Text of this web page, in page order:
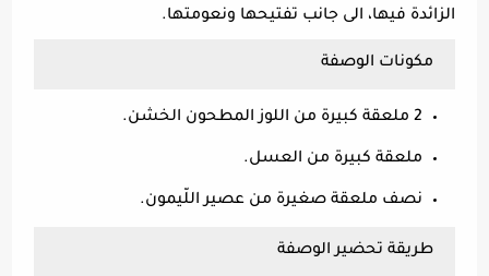
الزائدة فيها، الى جانب تفتيحها ونعومتها.
مكونات الوصفة
2 ملعقة كبيرة من اللوز المطحون الخشن.
ملعقة كبيرة من العسل.
نصف ملعقة صغيرة من عصير اللّيمون.
طريقة تحضير الوصفة